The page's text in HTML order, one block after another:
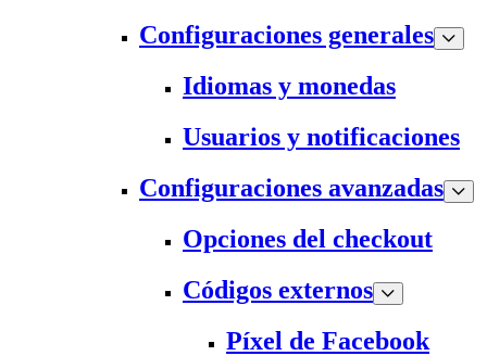
Configuraciones generales
Idiomas y monedas
Usuarios y notificaciones
Configuraciones avanzadas
Opciones del checkout
Códigos externos
Píxel de Facebook